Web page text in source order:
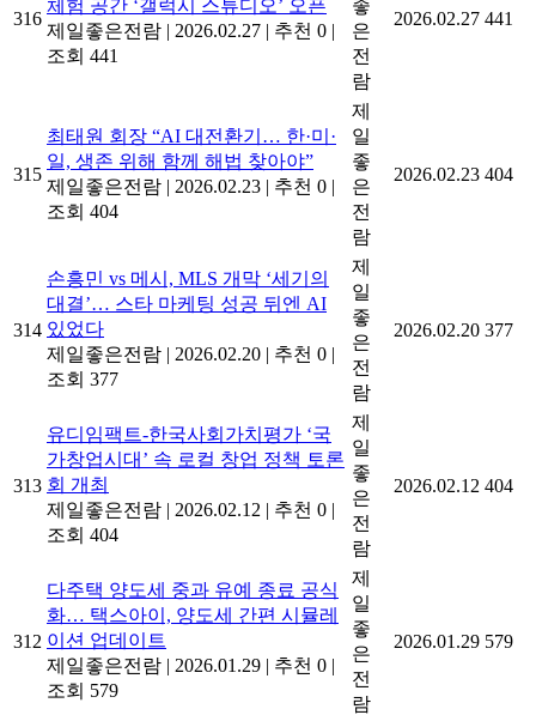
316
체험 공간 ‘갤럭시 스튜디오’ 오픈
제일좋은전람 | 2026.02.27 | 추천 0 |
조회 441
좋
은
전
람
2026.02.27 441
315
최태원 회장 “AI 대전환기… 한·미·
일, 생존 위해 함께 해법 찾아야”
제일좋은전람 | 2026.02.23 | 추천 0 |
조회 404
제
일
좋
은
전
람
2026.02.23 404
314
손흥민 vs 메시, MLS 개막 ‘세기의
대결’… 스타 마케팅 성공 뒤엔 AI
있었다
제일좋은전람 | 2026.02.20 | 추천 0 |
조회 377
제
일
좋
은
전
람
2026.02.20 377
313
유디임팩트-한국사회가치평가 ‘국
가창업시대’ 속 로컬 창업 정책 토론
회 개최
제일좋은전람 | 2026.02.12 | 추천 0 |
조회 404
제
일
좋
은
전
람
2026.02.12 404
312
다주택 양도세 중과 유예 종료 공식
화… 택스아이, 양도세 간편 시뮬레
이션 업데이트
제일좋은전람 | 2026.01.29 | 추천 0 |
조회 579
제
일
좋
은
전
람
2026.01.29 579